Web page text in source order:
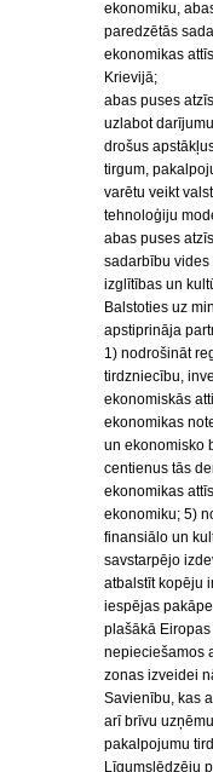
ekonomiku,
paredzētās
ekonomikas
Krievijā;
abas puses
uzlabot
drošus
tirgum,
varētu veikt
tehnoloģiju
abas puses
sadarbību
izglītības un
Balstoties uz
apstiprināja
1) nodrošināt
tirdzniecību,
ekonomiskās
ekonomikas
un ekonomisko
centienus tās
ekonomikas
ekonomiku; 5)
finansiālo un
savstarpējo
atbalstīt kopēju
iespējas
plašākā
nepieciešamos
zonas izveidei
Savienību, kas
arī brīvu
pakalpojumu
Līgumslēdzēju